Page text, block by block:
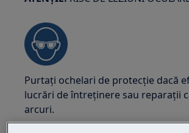
Purtați ochelari de protecție dacă
lucrări de întreținere sau reparații
arcuri.